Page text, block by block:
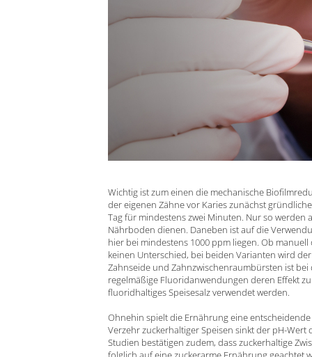
Wichtig ist zum einen die mechanische
der eigenen Zähne vor Karies zunächst
Tag für mindestens zwei Minuten. Nur so werden
Nährboden dienen. Daneben ist auf die
hier bei mindestens 1000 ppm liegen. Ob
keinen Unterschied, bei beiden Varianten wird
Zahnseide und Zahnzwischenraumbürsten ist
regelmäßige Fluoridanwendungen deren Effekt
fluoridhaltiges Speisesalz verwendet werden.
Ohnehin spielt die Ernährung eine
Verzehr zuckerhaltiger Speisen sinkt der pH-
Studien bestätigen zudem, dass zuckerhaltige